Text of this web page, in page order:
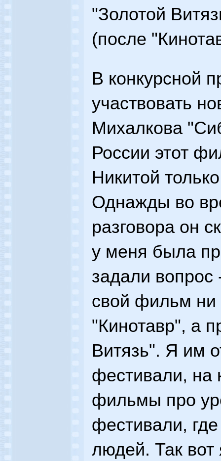
"Золотой
(после
В конкурсной
участвовать
Михалкова
России этот
Никитой
Однажды во
разговора он
у меня была
задали вопрос
свой фильм ни
"Кинотавр", а
Витязь". Я им
фестивали, на
фильмы про
фестивали,
людей. Так вот